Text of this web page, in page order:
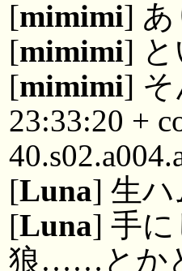
[mimimi] あ
[mimimi]
[mimimi] そ
23:33:20 +
[Luna] 生
[Luna] 手
狼……とか